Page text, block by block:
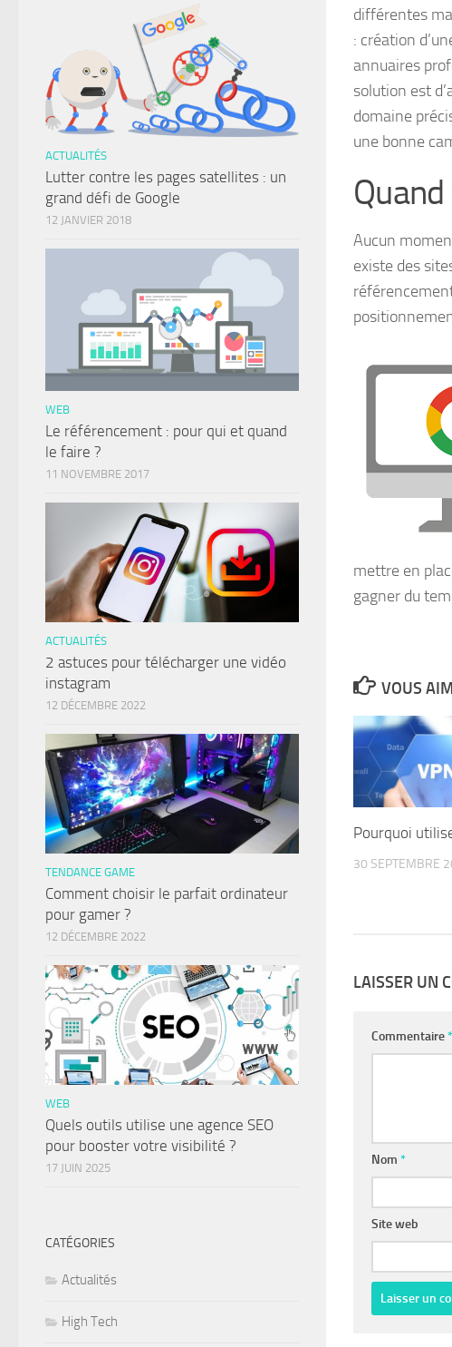
différentes
: création
annuaires
solution est
domaine
une bonne
Aucun
existe des
mettre en
gagner du
VOUS
Pourquoi
30 SEPTEMBRE
LAISSER UN
Commentaire*
Nom *
Site web
ACTUALITÉS
Lutter contre les pages satellites : un
grand défi de Google
12 JANVIER 2018
WEB
Le référencement : pour qui et quand
le faire ?
11 NOVEMBRE 2017
ACTUALITÉS
2 astuces pour télécharger une vidéo
instagram
12 DÉCEMBRE 2022
TENDANCE GAME
Comment choisir le parfait ordinateur
pour gamer ?
12 DÉCEMBRE 2022
WEB
Quels outils utilise une agence SEO
pour booster votre visibilité ?
17 JUIN 2025
CATÉGORIES
Actualités
High Tech